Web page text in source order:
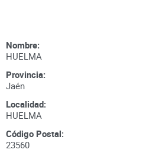
Nombre:
HUELMA
Provincia:
Jaén
Localidad:
HUELMA
Código Postal:
23560